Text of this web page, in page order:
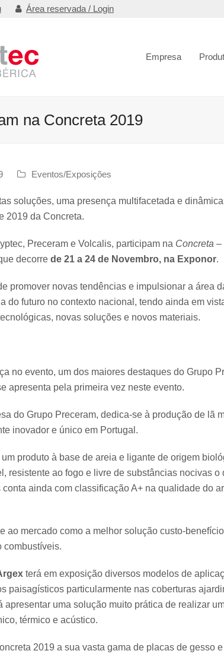
Área reservada / Login
Empresa
na Concreta 2019
Eventos/Exposições
soluções, uma presença multifacetada e
2019 da Concreta.
Preceram e Volcalis, participam na Concreta
decorre de 21 a 24 de Novembro, na Exponor.
promover novas tendências e impulsionar a área
do futuro no contexto nacional, tendo ainda em
novas soluções e novos materiais.
no evento, um dos maiores destaques do Grupo
apresenta pela primeira vez neste evento.
do Grupo Preceram, dedica-se à produção de lã
inovador e único em Portugal.
produto à base de areia e ligante de origem
resistente ao fogo e livre de substâncias nocivas
ainda com classificação A+ na qualidade do
ao mercado como a melhor solução custo-
combustíveis.
terá em exposição diversos modelos de
paisagísticos particularmente nas coberturas
apresentar uma solução muito prática de realizar
térmico e acústico.
2019 a sua vasta gama de placas de gesso